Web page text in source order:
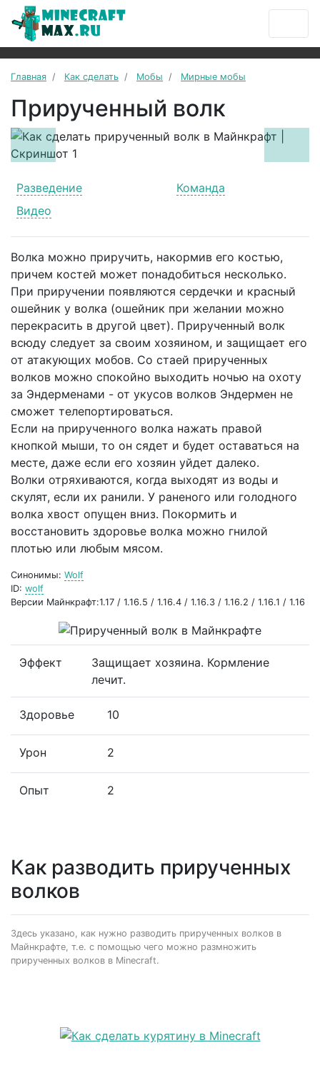
Главная Как сделать Мобы Мирные мобы
Прирученный волк
Previous
Разведение
Команда
Видео
Волка можно приручить, накормив его костью,
причем костей может понадобиться несколько.
При приручении появляются сердечки и красный
ошейник у волка (ошейник при желании можно
перекрасить в другой цвет). Прирученный волк
всюду следует за своим хозяином, и защищает его
от атакующих мобов. Со стаей прирученных
волков можно спокойно выходить ночью на охоту
за Эндерменами - от укусов волков Эндермен не
сможет телепортироваться.
Если на прирученного волка нажать правой
кнопкой мыши, то он сядет и будет оставаться на
месте, даже если его хозяин уйдет далеко.
Волки отряхиваются, когда выходят из воды и
скулят, если их ранили. У раненого или голодного
волка хвост опущен вниз. Покормить и
восстановить здоровье волка можно гнилой
плотью или любым мясом.
Синонимы: Wolf
ID: wolf
Версии Майнкрафт:1.17 / 1.16.5 / 1.16.4 / 1.16.3 / 1.16.2 / 1.16.1 / 1.16
Эффект
Защищает хозяина. Кормление
лечит.
Здоровье 10
Урон 2
Опыт 2
Как разводить прирученных
волков
Здесь указано, как нужно разводить прирученных волков в
Майнкрафте, т.е. с помощью чего можно размножить
прирученных волков в Minecraft.